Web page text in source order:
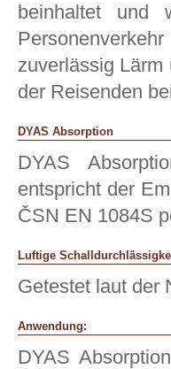
beinhaltet und
zuverlässig
der Reisenden
DYAS Absorption
DYAS
entspricht der
ČSN EN 1084S
Luftige
Getestet laut der
Anwendung:
DYAS